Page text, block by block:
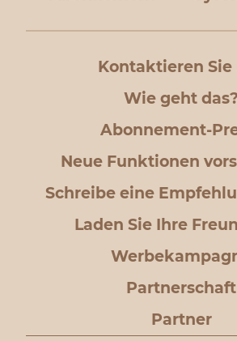
Kontaktieren Sie
Wie geht das?
Abonnement-
Neue Funktionen
Schreibe eine
Laden Sie Ihre
Partnerschaft
Partner